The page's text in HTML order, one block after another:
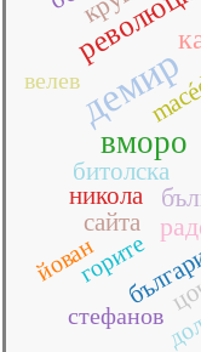
демир
вморо
битолска
никола
сайта
велев
горите
йован
стефанов